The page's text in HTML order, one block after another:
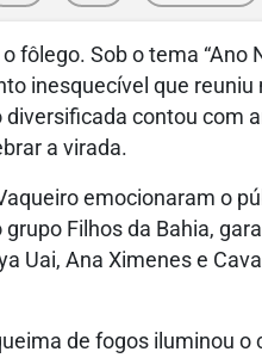
fôlego. Sob o tema “Ano
inesquecível que reuniu
contou com
a virada.
emocionaram o
Filhos da Bahia,
Uai, Ana Ximenes e
de fogos iluminou o